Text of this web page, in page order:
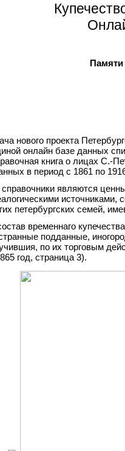
Памяти
нового проекта
онлайн базе данных
книга о лицах С.-
в период с 1861 по 1916
являются
петербургских семей,
временнаго
подданные,
по их торговым
год, страница 3).